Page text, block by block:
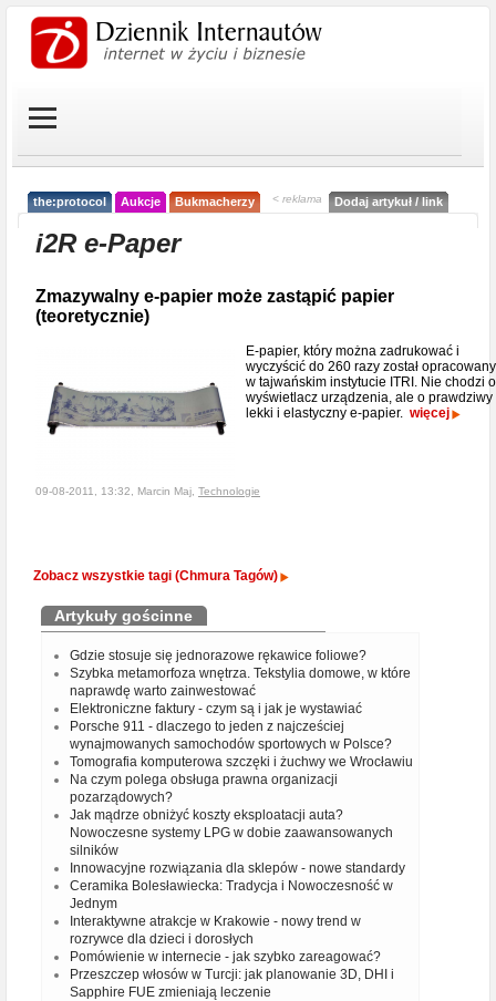
the:protocol Aukcje Bukmacherzy < reklama Dodaj artykuł / link
i2R e-Paper
Zmazywalny e-papier może zastąpić papier
(teoretycznie)
E-papier, który można zadrukować i
wyczyścić do 260 razy został opracowany
w tajwańskim instytucie ITRI. Nie chodzi o
wyświetlacz urządzenia, ale o prawdziwy
lekki i elastyczny e-papier. więcej
09-08-2011, 13:32, Marcin Maj, Technologie
Zobacz wszystkie tagi (Chmura Tagów)
Artykuły gościnne
Gdzie stosuje się jednorazowe rękawice foliowe?
Szybka metamorfoza wnętrza. Tekstylia domowe, w które
naprawdę warto zainwestować
Elektroniczne faktury - czym są i jak je wystawiać
Porsche 911 - dlaczego to jeden z najcześciej
wynajmowanych samochodów sportowych w Polsce?
Tomografia komputerowa szczęki i żuchwy we Wrocławiu
Na czym polega obsługa prawna organizacji
pozarządowych?
Jak mądrze obniżyć koszty eksploatacji auta?
Nowoczesne systemy LPG w dobie zaawansowanych
silników
Innowacyjne rozwiązania dla sklepów - nowe standardy
Ceramika Bolesławiecka: Tradycja i Nowoczesność w
Jednym
Interaktywne atrakcje w Krakowie - nowy trend w
rozrywce dla dzieci i dorosłych
Pomówienie w internecie - jak szybko zareagować?
Przeszczep włosów w Turcji: jak planowanie 3D, DHI i
Sapphire FUE zmieniają leczenie